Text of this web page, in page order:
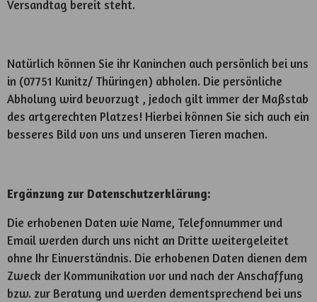
Versandtag bereit steht.
Natürlich können Sie ihr Kaninchen auch persönlich bei uns
in (07751 Kunitz/ Thüringen) abholen. Die persönliche
Abholung wird bevorzugt , jedoch gilt immer der Maßstab
des artgerechten Platzes! Hierbei können Sie sich auch ein
besseres Bild von uns und unseren Tieren machen.
Ergänzung zur Datenschutzerklärung:
Die erhobenen Daten wie Name, Telefonnummer und
Email werden durch uns nicht an Dritte weitergeleitet
ohne Ihr Einverständnis. Die erhobenen Daten dienen dem
Zweck der Kommunikation vor und nach der Anschaffung
bzw. zur Beratung und werden dementsprechend bei uns